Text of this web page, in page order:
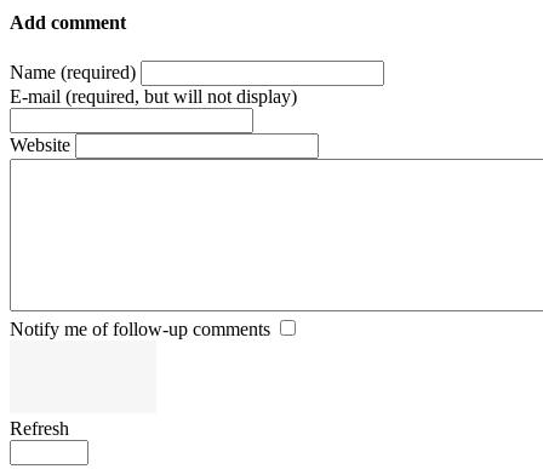
Add comment
Name (required)
E-mail (required, but will not display)
Website
Notify me of follow-up comments
Refresh